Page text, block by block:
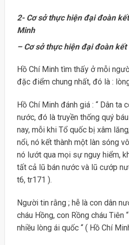
2- Cơ sở thực hiện đại đoàn
Minh
– Cơ sở thực hiện đại đoàn kết
Hồ Chí Minh tìm thấy ở mỗi
đặc điểm chung nhất, đó là :
Hồ Chí Minh đánh giá : “ Dân ta
nước, đó là truyền thống quý
nay, mỗi khi Tổ quốc bị xâm
nổi, nó kết thành một làn sóng
nó lướt qua mọi sự nguy hiểm,
tất cả lũ bán nước và lũ cướp
t6, tr171 ).
Người tin rằng ; hễ là con dân
cháu Hồng, con Rồng cháu Tiên
nhiều lòng ái quốc “ ( Hồ Chí